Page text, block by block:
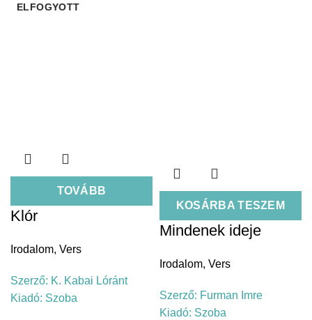
ELFOGYOTT
TOVÁBB
Klór
Irodalom, Vers
Szerző: K. Kabai Lóránt
Kiadó: Szoba
KOSÁRBA TESZEM
Mindenek ideje
Irodalom, Vers
Szerző: Furman Imre
Kiadó: Szoba